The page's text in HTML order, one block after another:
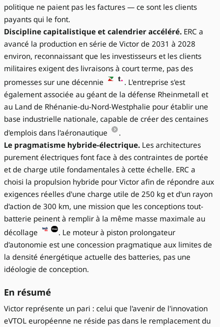
politique ne paient pas les factures — ce sont les clients
payants qui le font.
Discipline capitalistique et calendrier accéléré. ERC a
avancé la production en série de Victor de 2031 à 2028
environ, reconnaissant que les investisseurs et les clients
militaires exigent des livraisons à court terme, pas des
promesses sur une décennie
. L'entreprise s'est
également associée au géant de la défense Rheinmetall et
au Land de Rhénanie-du-Nord-Westphalie pour établir une
base industrielle nationale, capable de créer des centaines
d'emplois dans l'aéronautique
.
Le pragmatisme hybride-électrique. Les architectures
purement électriques font face à des contraintes de portée
et de charge utile fondamentales à cette échelle. ERC a
choisi la propulsion hybride pour Victor afin de répondre aux
exigences réelles d'une charge utile de 250 kg et d'un rayon
d'action de 300 km, une mission que les conceptions tout-
batterie peinent à remplir à la même masse maximale au
décollage
. Le moteur à piston prolongateur
d'autonomie est une concession pragmatique aux limites de
la densité énergétique actuelle des batteries, pas une
idéologie de conception.
En résumé
Victor représente un pari : celui que l'avenir de l'innovation
eVTOL européenne ne réside pas dans le remplacement du